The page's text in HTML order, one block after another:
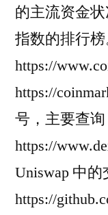
的主流资金
指数的排行榜
https://
https://
号，主要查询
https://
Uniswap 中的
https://